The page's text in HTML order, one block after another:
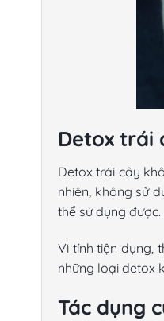
Detox trái
Detox trái cây
nhiên, không sử
thể sử dụng được.
Vì tính tiện dụng,
những loại detox
Tác dụng